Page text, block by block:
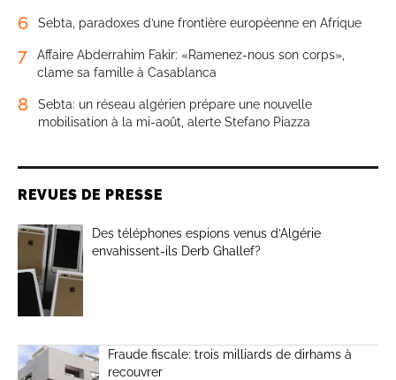
6 Sebta, paradoxes d’une frontière européenne en Afrique
7
Affaire Abderrahim Fakir: «Ramenez-nous son corps»,
clame sa famille à Casablanca
8
Sebta: un réseau algérien prépare une nouvelle
mobilisation à la mi-août, alerte Stefano Piazza
REVUES DE PRESSE
Des téléphones espions venus d’Algérie
envahissent-ils Derb Ghallef?
Fraude fiscale: trois milliards de dirhams à
recouvrer